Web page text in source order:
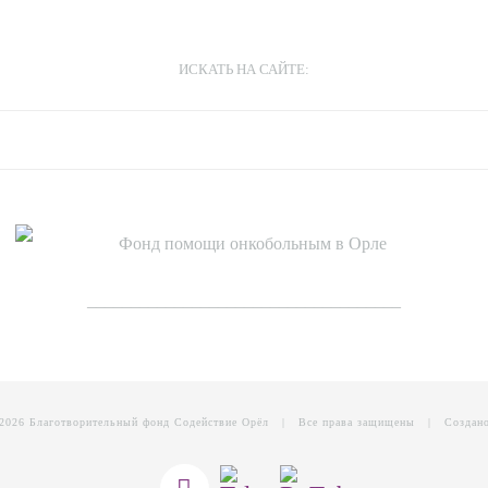
ИСКАТЬ НА САЙТЕ:
2026 Благотворительный фонд Содействие Орёл | Все права защищены | Создано
TelegramRuTube